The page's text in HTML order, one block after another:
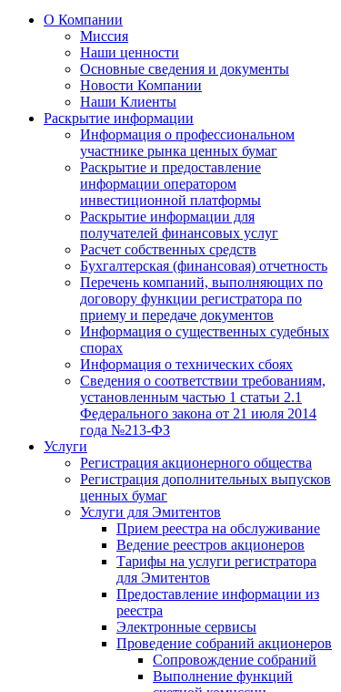
О Компании
Миссия
Наши ценности
Основные сведения и документы
Новости Компании
Наши Клиенты
Раскрытие информации
Информация о профессиональном
участнике рынка ценных бумаг
Раскрытие и предоставление
информации оператором
инвестиционной платформы
Раскрытие информации для
получателей финансовых услуг
Расчет собственных средств
Бухгалтерская (финансовая) отчетность
Перечень компаний, выполняющих по
договору функции регистратора по
приему и передаче документов
Информация о существенных судебных
спорах
Информация о технических сбоях
Сведения о соответствии требованиям,
установленным частью 1 статьи 2.1
Федерального закона от 21 июля 2014
года №213-ФЗ
Услуги
Регистрация акционерного общества
Регистрация дополнительных выпусков
ценных бумаг
Услуги для Эмитентов
Прием реестра на обслуживание
Ведение реестров акционеров
Тарифы на услуги регистратора
для Эмитентов
Предоставление информации из
реестра
Электронные сервисы
Проведение собраний акционеров
Сопровождение собраний
Выполнение функций